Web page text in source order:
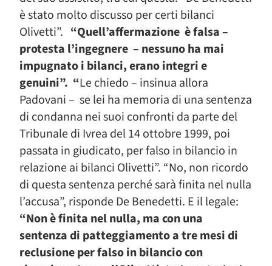
è stato molto discusso per certi bilanci
Olivetti”. “Quell’affermazione è falsa –
protesta l’ingegnere – nessuno ha mai
impugnato i bilanci, erano integri e
genuini”. “Le chiedo – insinua allora
Padovani – se lei ha memoria di una sentenza
di condanna nei suoi confronti da parte del
Tribunale di Ivrea del 14 ottobre 1999, poi
passata in giudicato, per falso in bilancio in
relazione ai bilanci Olivetti”. “No, non ricordo
di questa sentenza perché sarà finita nel nulla
l’accusa”, risponde De Benedetti. E il legale:
“Non è finita nel nulla, ma con una
sentenza di patteggiamento a tre mesi di
reclusione per falso in bilancio con